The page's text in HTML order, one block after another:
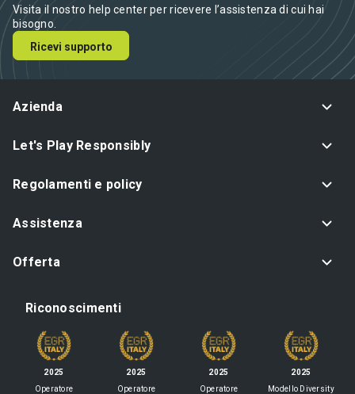
Visita il nostro help center per ricevere l’assistenza di cui hai
bisogno.
Ricevi supporto
Azienda
Let's Play Responsibly
Regolamenti e policy
Assistenza
Offerta
Riconoscimenti
2025
Operatore
2025
Operatore
2025
Operatore
2025
Modello Diversity